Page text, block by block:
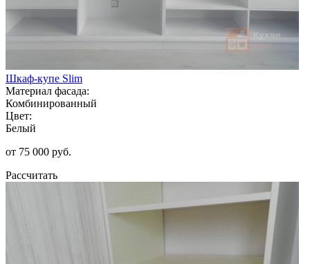
Шкаф-купе Slim
Материал фасада:
Комбинированный
Цвет:
Белый
от 75 000 руб.
Рассчитать